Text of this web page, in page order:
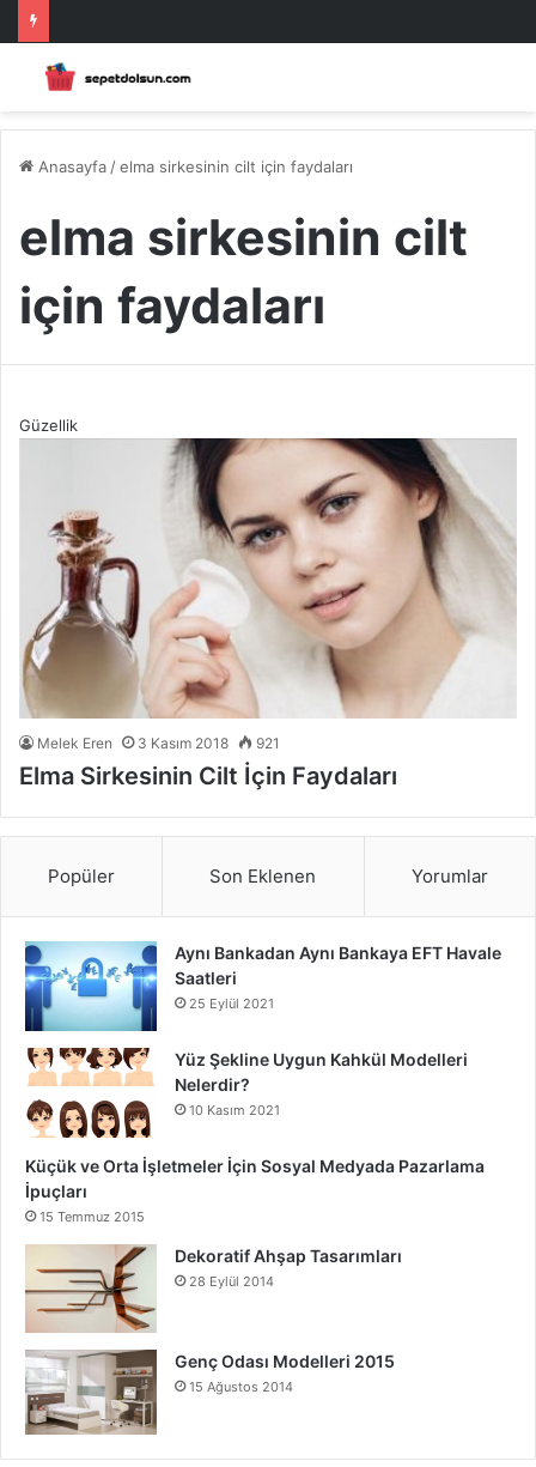
Anasayfa /elma sirkesinin cilt için faydaları
elma sirkesinin cilt
için faydaları
Güzellik
Melek Eren 3 Kasım 2018 921
Elma Sirkesinin Cilt İçin Faydaları
Popüler Son Eklenen Yorumlar
Aynı Bankadan Aynı Bankaya EFT Havale
Saatleri
25 Eylül 2021
Yüz Şekline Uygun Kahkül Modelleri
Nelerdir?
10 Kasım 2021
Küçük ve Orta İşletmeler İçin Sosyal Medyada Pazarlama
İpuçları
15 Temmuz 2015
Dekoratif Ahşap Tasarımları
28 Eylül 2014
Genç Odası Modelleri 2015
15 Ağustos 2014